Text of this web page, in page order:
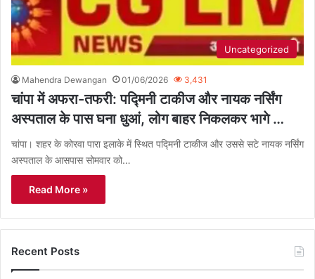
Uncategorized
Mahendra Dewangan 01/06/2026 3,431
चांपा में अफरा-तफरी: पद्मिनी टाकीज और नायक नर्सिंग
अस्पताल के पास घना धुआं, लोग बाहर निकलकर भागे …
चांपा। शहर के कोरवा पारा इलाके में स्थित पद्मिनी टाकीज और उससे सटे नायक नर्सिंग
अस्पताल के आसपास सोमवार को…
Read More »
Recent Posts